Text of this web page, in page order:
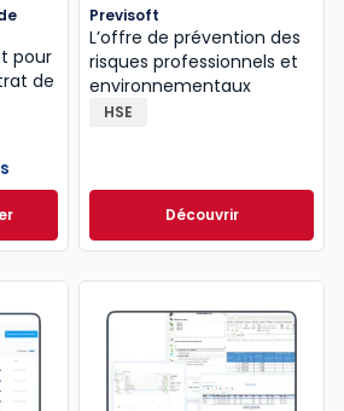
pour
de
du contrat de travail à 212,16 €
Previsoft
L’offre de prévention des
risques professionnels et
environnementaux
HSE
Découvrir